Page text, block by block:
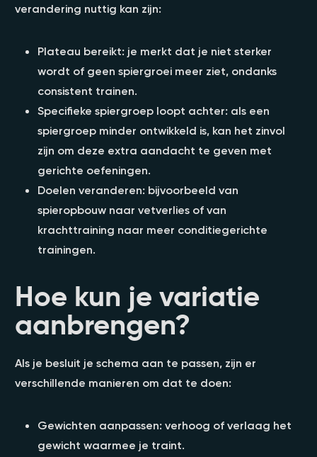
verandering nuttig kan zijn:
Plateau bereikt: je merkt dat je niet sterker
wordt of geen spiergroei meer ziet, ondanks
consistent trainen.
Specifieke spiergroep loopt achter: als een
spiergroep minder ontwikkeld is, kan het zinvol
zijn om deze extra aandacht te geven met
gerichte oefeningen.
Doelen veranderen: bijvoorbeeld van
spieropbouw naar vetverlies of van
krachttraining naar meer conditiegerichte
trainingen.
Hoe kun je variatie
aanbrengen?
Als je besluit je schema aan te passen, zijn er
verschillende manieren om dat te doen:
Gewichten aanpassen: verhoog of verlaag het
gewicht waarmee je traint.